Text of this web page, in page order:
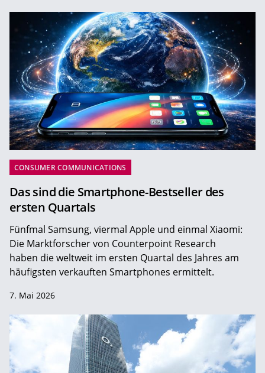
CONSUMER COMMUNICATIONS
Das sind die Smartphone-Bestseller des
ersten Quartals
Fünfmal Samsung, viermal Apple und einmal Xiaomi:
Die Marktforscher von Counterpoint Research
haben die weltweit im ersten Quartal des Jahres am
häufigsten verkauften Smartphones ermittelt.
7. Mai 2026